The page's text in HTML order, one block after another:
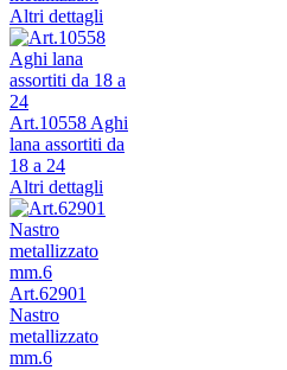
Altri dettagli
Art.10558 Aghi
lana assortiti da
18 a 24
Altri dettagli
Art.62901
Nastro
metallizzato
mm.6